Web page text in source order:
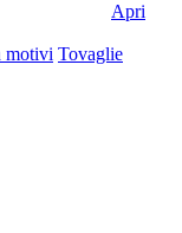
Apri
motivi Tovaglie